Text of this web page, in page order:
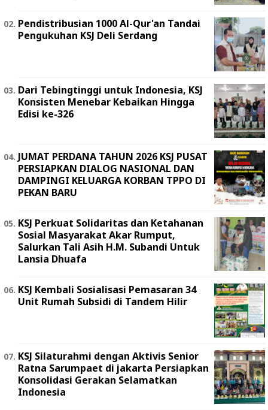
Pendistribusian 1000 Al-Qur'an Tandai
Pengukuhan KSJ Deli Serdang
Dari Tebingtinggi untuk Indonesia, KSJ
Konsisten Menebar Kebaikan Hingga
Edisi ke-326
JUMAT PERDANA TAHUN 2026 KSJ PUSAT
PERSIAPKAN DIALOG NASIONAL DAN
DAMPINGI KELUARGA KORBAN TPPO DI
PEKAN BARU
KSJ Perkuat Solidaritas dan Ketahanan
Sosial Masyarakat Akar Rumput,
Salurkan Tali Asih H.M. Subandi Untuk
Lansia Dhuafa
KSJ Kembali Sosialisasi Pemasaran 34
Unit Rumah Subsidi di Tandem Hilir
KSJ Silaturahmi dengan Aktivis Senior
Ratna Sarumpaet di jakarta Persiapkan
Konsolidasi Gerakan Selamatkan
Indonesia